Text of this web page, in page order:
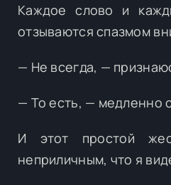
Каждое слово и
отзываются спазмом
— Не всегда, —
— То есть, — медленно
И этот простой
неприличным, что я